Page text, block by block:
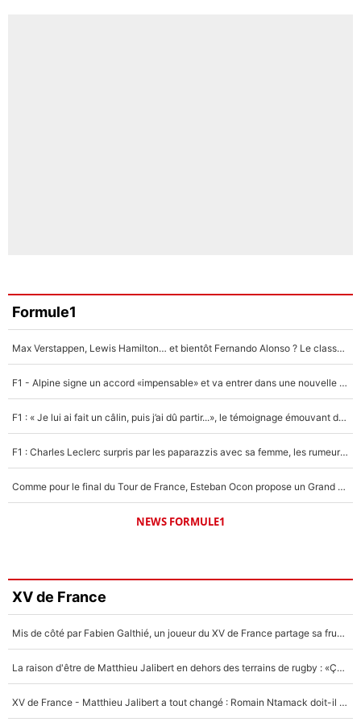
Formule1
Max Verstappen, Lewis Hamilton… et bientôt Fernando Alonso ? Le classement des pilotes les mieux payés en Formule 1 risque de changer !
F1 - Alpine signe un accord «impensable» et va entrer dans une nouvelle dimension : Grande nouvelle pour Pierre Gasly !
F1 : « Je lui ai fait un câlin, puis j’ai dû partir...», le témoignage émouvant de Max Verstappen sur sa fille
F1 : Charles Leclerc surpris par les paparazzis avec sa femme, les rumeurs étaient vraies !
Comme pour le final du Tour de France, Esteban Ocon propose un Grand Prix de Formule 1 à Paris : «Autour de l’Arc de Triomphe, ce serait génial» !
NEWS FORMULE1
XV de France
Mis de côté par Fabien Galthié, un joueur du XV de France partage sa frustration : «ils ne me l’ont pas dit tout de suite»
La raison d'être de Matthieu Jalibert en dehors des terrains de rugby : «Ça m'atteint autant que si tu touches à un membre de ma famille»
XV de France - Matthieu Jalibert a tout changé : Romain Ntamack doit-il s’inquiéter pour sa place à un an de la Coupe du monde ?